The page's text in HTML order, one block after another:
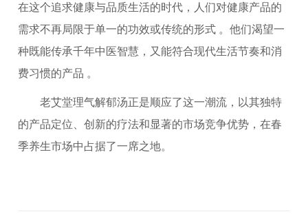
在这个追求健康与品质生活的时代，人们对健康产品的
需求不再局限于单一的功效或传统的形式 。他们渴望一
种既能传承千年中医智慧，又能符合现代生活节奏和消
费习惯的产品 。
老艾堂理气解郁汤正是顺应了这一潮流，以其独特
的产品定位、创新的疗法和显著的市场竞争优势，在春
季养生市场中占据了一席之地。